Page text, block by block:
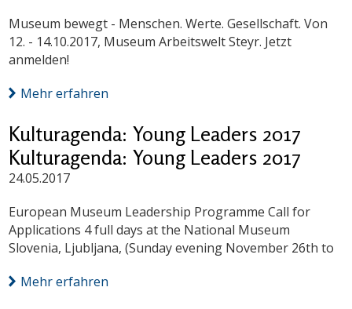
Museum bewegt - Menschen. Werte. Gesellschaft. Von
12. - 14.10.2017, Museum Arbeitswelt Steyr. Jetzt
anmelden!
Mehr erfahren
Kulturagenda: Young Leaders 2017
Kulturagenda: Young Leaders 2017
24.05.2017
European Museum Leadership Programme Call for
Applications 4 full days at the National Museum
Slovenia, Ljubljana, (Sunday evening November 26th to
Mehr erfahren